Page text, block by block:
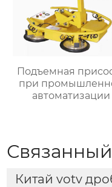
Подъемная
при
автоматизации
Связанный
Китай votv